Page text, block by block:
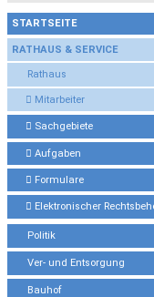
STARTSEITE
RATHAUS & SERVICE
Rathaus
Mitarbeiter
Sachgebiete
Aufgaben
Formulare
Elektronischer
Politik
Ver- und Entsorgung
Bauhof